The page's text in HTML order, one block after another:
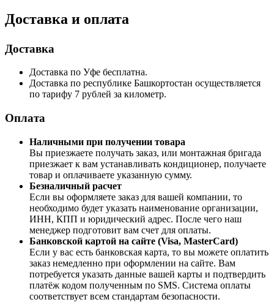
Доставка и оплата
Доставка
Доставка по Уфе бесплатна.
Доставка по республике Башкортостан осуществляется
по тарифу 7 рублей за километр.
Оплата
Наличными при получении товара
Вы приезжаете получать заказ, или монтажная бригада
приезжает к вам устанавливать кондиционер, получаете
товар и оплачиваете указанную сумму.
Безналичный расчет
Если вы оформляете заказ для вашей компании, то
необходимо будет указать наименование организации,
ИНН, КПП и юридический адрес. После чего наш
менеджер подготовит вам счет для оплаты.
Банковской картой на сайте (Visa, MasterCard)
Если у вас есть банковская карта, то вы можете оплатить
заказ немедленно при оформлении на сайте. Вам
потребуется указать данные вашей карты и подтвердить
платёж кодом полученным по SMS. Система оплаты
соответствует всем стандартам безопасности.